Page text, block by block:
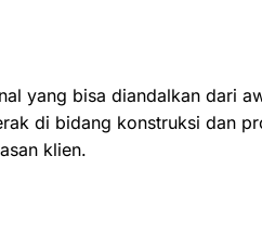
yang bisa diandalkan dari
di bidang konstruksi dan
klien.